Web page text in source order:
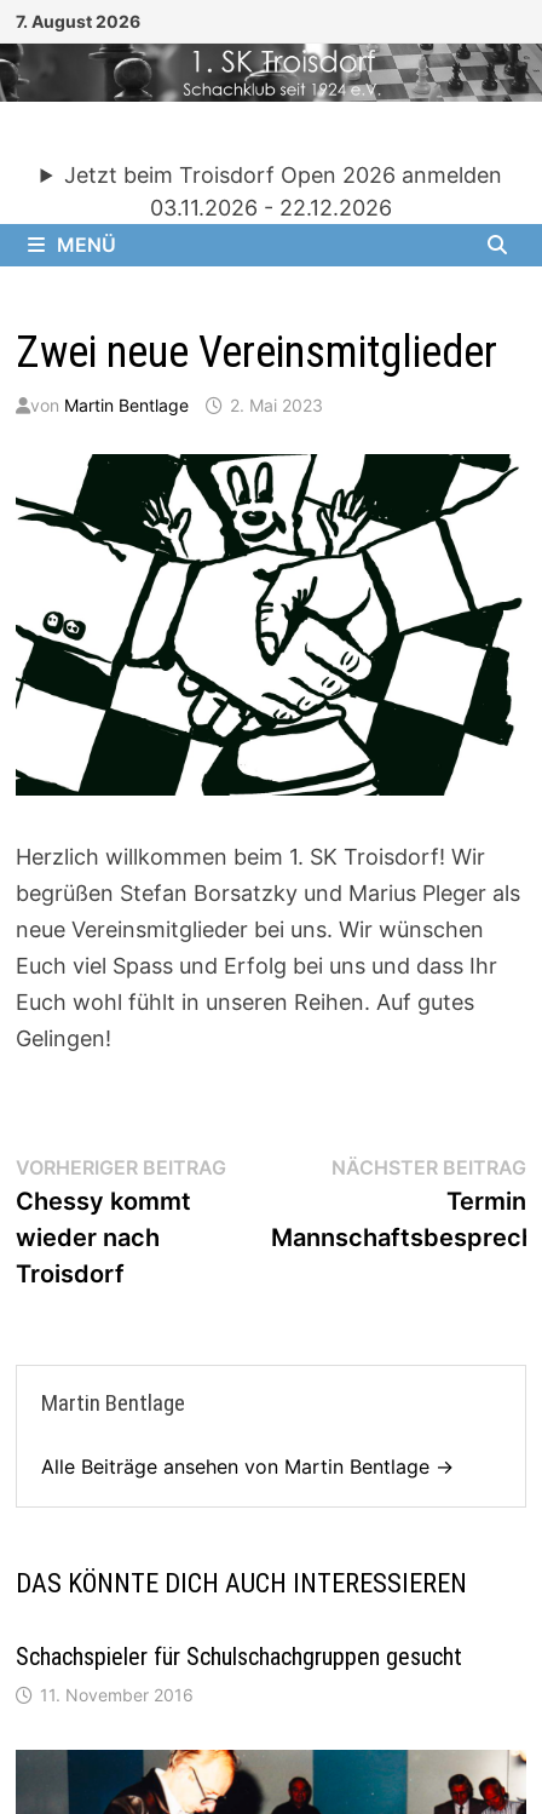
Zum
Inhalt
springen
7. August 2026
Jetzt beim Troisdorf Open 2026 anmelden
03.11.2026 - 22.12.2026
MENÜ
Zwei neue Vereinsmitglieder
von Martin Bentlage 2. Mai 2023
Herzlich willkommen beim 1. SK Troisdorf! Wir
begrüßen Stefan Borsatzky und Marius Pleger als
neue Vereinsmitglieder bei uns. Wir wünschen
Euch viel Spass und Erfolg bei uns und dass Ihr
Euch wohl fühlt in unseren Reihen. Auf gutes
Gelingen!
Beitragsnavigation
VORHERIGER BEITRAGVorheriger
Chessy kommt
wieder nach
Troisdorf
NÄCHSTER BEITRAG
Termin
Martin Bentlage
Alle Beiträge ansehen von Martin Bentlage →
DAS KÖNNTE DICH AUCH INTERESSIEREN
Schachspieler für Schulschachgruppen gesucht
11. November 2016